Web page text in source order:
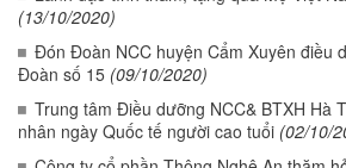
(13/10/2020)
Đón Đoàn NCC huyện Cẩm Xuyên điều
Đoàn số 15 (09/10/2020)
Trung tâm Điều dưỡng NCC& BTXH Hà
nhân ngày Quốc tế người cao tuổi (02/10/